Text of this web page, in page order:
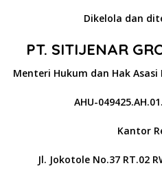
Dikelola dan
PT. SITIJENAR
Menteri Hukum dan Hak
AHU-
Kantor
Jl. Jokotole No.37 RT.02